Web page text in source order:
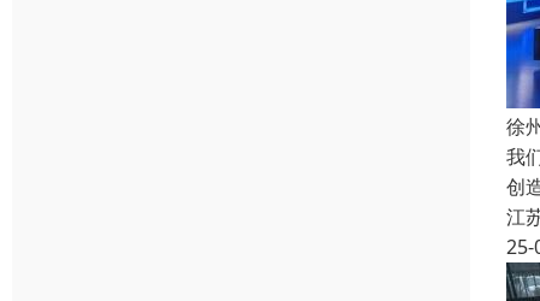
徐
我
创
江
25-